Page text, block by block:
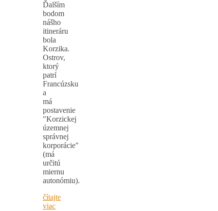
Ďalším
bodom
nášho
itineráru
bola
Korzika.
Ostrov,
ktorý
patrí
Francúzsku
a
má
postavenie
"Korzickej
územnej
správnej
korporácie"
(má
určitú
miernu
autonómiu).
čítajte
viac